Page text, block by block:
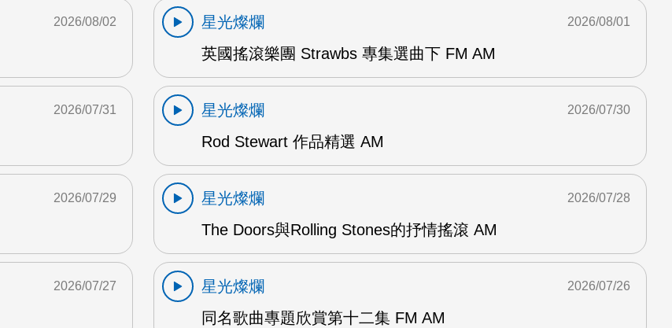
2026/08/02
星光燦爛
英國搖滾樂團 Strawbs 專集選曲下 FM AM
2026/08/01
2026/07/31
星光燦爛
Rod Stewart 作品精選 AM
2026/07/30
2026/07/29
星光燦爛
The Doors與Rolling Stones的抒情搖滾 AM
2026/07/28
2026/07/27
星光燦爛
同名歌曲專題欣賞第十二集 FM AM
2026/07/26